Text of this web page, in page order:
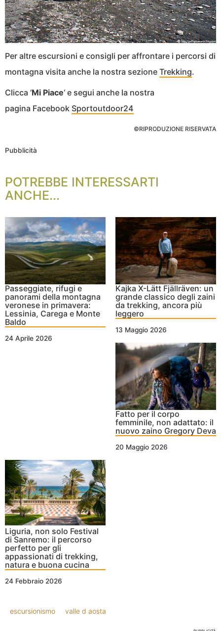
Per altre escursioni e consigli per affrontare i percorsi di
montagna visita anche la nostra sezione Trekking.
Clicca ‘Mi Piace‘ e segui anche la nostra
pagina Facebook Sportoutdoor24
©RIPRODUZIONE RISERVATA
Pubblicità
POTREBBE INTERESSARTI
ANCHE...
Passeggiate, rifugi e
panorami della montagna
veronese in primavera:
Lessinia, Carega e Monte
Baldo
24 Aprile 2026
Kajka X-Lätt Fjällräven: un
grande classico degli zaini
da trekking, ancora più
leggero
13 Maggio 2026
Fatto per il corpo
femminile, non adattato: il
nuovo zaino Gregory Deva
20 Maggio 2026
Liguria, non solo Festival
di Sanremo: il percorso
perfetto per gli
appassionati di trekking,
natura e buona cucina
24 Febbraio 2026
escursionismo valle d aosta